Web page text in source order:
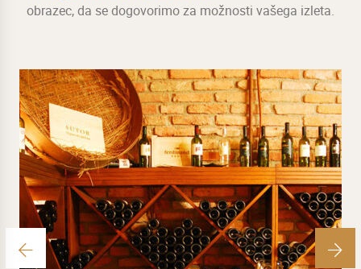
obrazec, da se dogovorimo za možnosti vašega izleta.